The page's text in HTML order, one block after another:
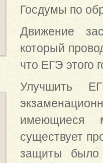
Госдумы по
Движение
который
что ЕГЭ этого
Улучшить
имеющиеся
существует
защиты было